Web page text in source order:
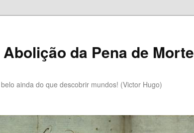
da Pena de Morte
ainda do que descobrir mundos! (Victor Hugo)